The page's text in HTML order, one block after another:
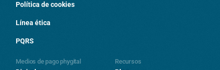
Política de cookies
Línea ética
PQRS
Medios de pago phygital Recursos